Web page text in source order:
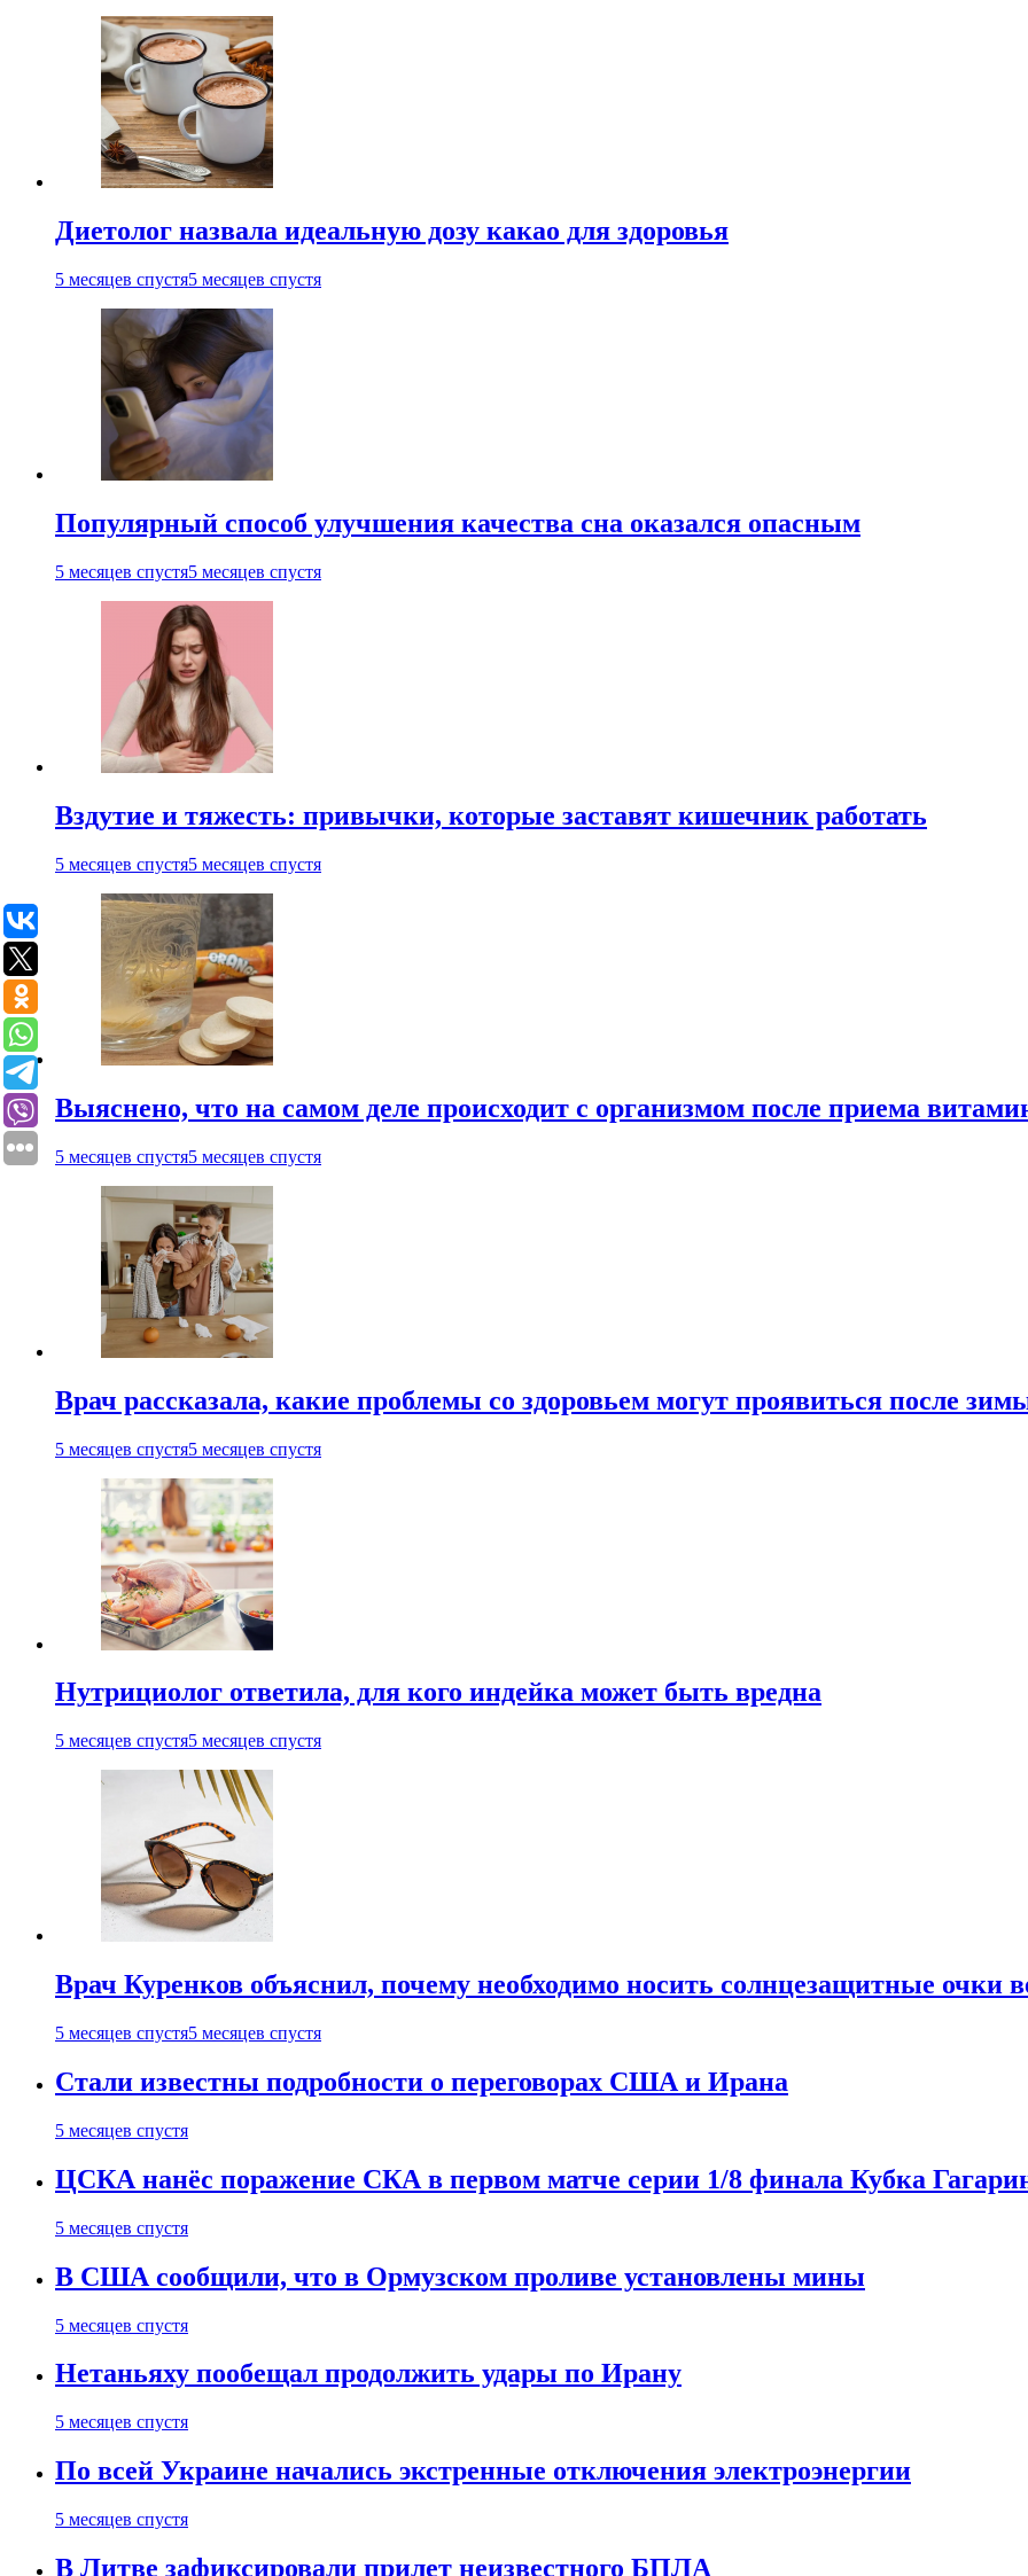
Диетолог назвала идеальную дозу какао для здоровья
5 месяцев спустя5 месяцев спустя
Популярный способ улучшения качества сна оказался опасным
5 месяцев спустя5 месяцев спустя
Вздутие и тяжесть: привычки, которые заставят кишечник работать
5 месяцев спустя5 месяцев спустя
Выяснено, что на самом деле происходит с организмом после приема
5 месяцев спустя5 месяцев спустя
Врач рассказала, какие проблемы со здоровьем могут проявиться после
5 месяцев спустя5 месяцев спустя
Нутрициолог ответила, для кого индейка может быть вредна
5 месяцев спустя5 месяцев спустя
Врач Куренков объяснил, почему необходимо носить солнцезащитные очки
5 месяцев спустя5 месяцев спустя
Стали известны подробности о переговорах США и Ирана
5 месяцев спустя
ЦСКА нанёс поражение СКА в первом матче серии 1/8 финала Кубка
5 месяцев спустя
В США сообщили, что в Ормузском проливе установлены мины
5 месяцев спустя
Нетаньяху пообещал продолжить удары по Ирану
5 месяцев спустя
По всей Украине начались экстренные отключения электроэнергии
5 месяцев спустя
В Литве зафиксировали прилет неизвестного БПЛА